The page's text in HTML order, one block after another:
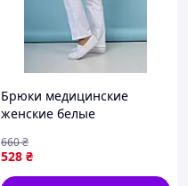
Брюки медицинские
женские белые
528 ₴
660₴